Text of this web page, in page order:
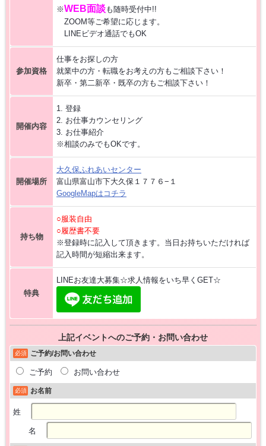
【お仕事相談会☆黒部市コラーレ】2026/8/7(金)PM
派遣から正社員をめざす 〜自分に合った職場を見つける新しい転職の
カタチ〜
【中新川エリア】近くdeWORK [HC7]
【お仕事相談会☆流通会館】2026/9/24(木) PM開催
※WEB面談も随時受付中!!
ZOOM等ご希望に応じます。
LINEビデオ通話でもOK
参加資格
仕事をお探しの方
就業中の方・転職をお考えの方もご相談下さい！
新卒・第二新卒・既卒の方もご相談下さい！
開催内容
1. 登録
2. お仕事カウンセリング
3. お仕事紹介
※相談のみでもOKです。
開催場所
大久保ふれあいセンター
富山県富山市下大久保１７７６−１
GoogleMapはコチラ
持ち物
○服装自由
○履歴書不要
※登録時に記入して頂きます。当日お持ちいただければ
記入時間が短縮出来ます。
特典
LINEお友達大募集☆求人情報をいち早くGET☆
上記イベントへのご予約・お問い合わせ
必須 ご予約/お問い合わせ
ご予約 お問い合わせ
必須 お名前
姓
名